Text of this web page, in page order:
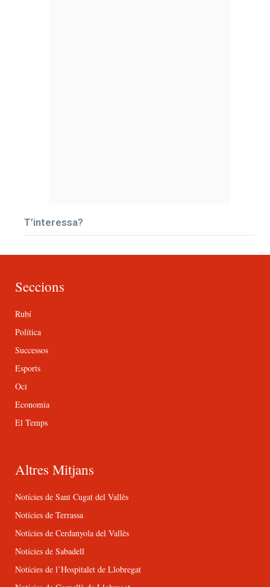
T’interessa?
Seccions
Rubí
Política
Successos
Esports
Oci
Economia
El Temps
Altres Mitjans
Notícies de Sant Cugat del Vallès
Notícies de Terrassa
Notícies de Cerdanyola del Vallès
Notícies de Sabadell
Notícies de l’Hospitalet de Llobregat